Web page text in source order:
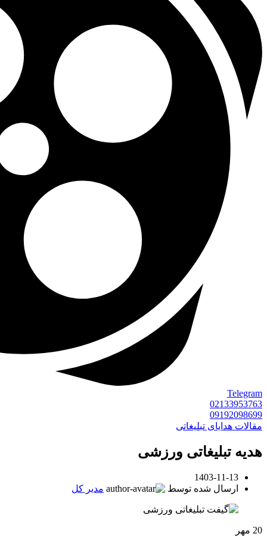
Telegram
02133953763
09192098699
مقالات هدایای تبلیغاتی
هدیه تبلیغاتی ورزشی
1403-11-13
ارسال شده توسط
مدیر کل
20 مهر